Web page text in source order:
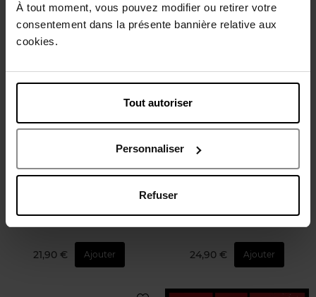
À tout moment, vous pouvez modifier ou retirer votre
consentement dans la présente bannière relative aux
cookies.
Tout autoriser
Personnaliser
Refuser
21,90 € Ajouter 21,90 € Ajouter
Ombre à paupières
21,90 € Ajouter
Crayon à lèvres
24,90 € Ajouter